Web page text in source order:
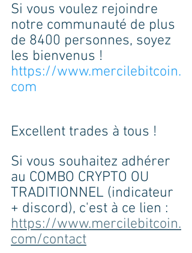
Si vous voulez rejoindre
notre communauté de plus
de 8400 personnes, soyez
les bienvenus !
https://www.mercilebitcoin.
com
Excellent trades à tous !
Si vous souhaitez adhérer
au COMBO CRYPTO OU
TRADITIONNEL (indicateur
+ discord), c'est à ce lien :
https://www.mercilebitcoin.
com/contact